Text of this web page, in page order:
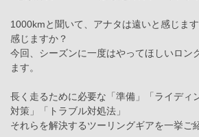
1000kmと聞いて、アナタは遠いと感じま
感じますか？
今回、シーズンに一度はやってほしいロン
ます。
長く走るために必要な「準備」「ライディ
対策」「トラブル対処法」
それらを解決するツーリングギアを一挙ご